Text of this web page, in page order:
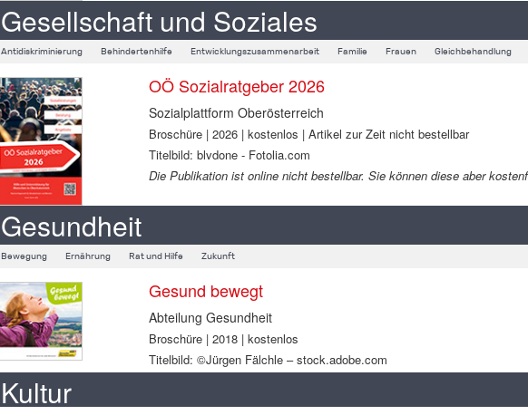
Gesellschaft und Soziales
Antidiskriminierung Behindertenhilfe Entwicklungszusammenarbeit Familie Frauen Gleichbehandlung
OÖ Sozialratgeber 2026
Sozialplattform Oberösterreich
Broschüre | 2026 | kostenlos | Artikel zur Zeit nicht bestellbar
Titelbild: blvdone - Fotolia.com
Die Publikation ist online nicht bestellbar. Sie können diese aber
Gesundheit
Bewegung Ernährung Rat und Hilfe Zukunft
Gesund bewegt
Abteilung Gesundheit
Broschüre | 2018 | kostenlos
Titelbild: ©Jürgen Fälchle – stock.adobe.com
Kultur